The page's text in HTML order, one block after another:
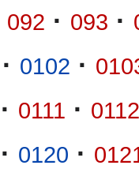
092 · 093 ·
· 0102 ·
· 0111 · 0112
· 0120 ·